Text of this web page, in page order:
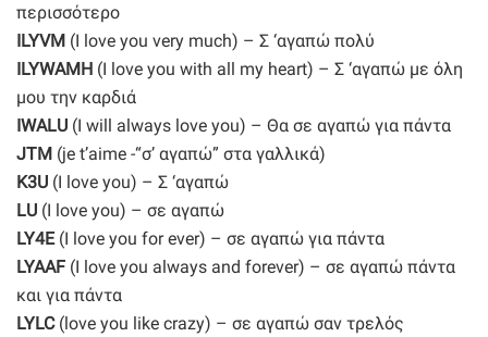
περισσότερο
ILYVM (I love you very much) – Σ ‘αγαπώ πολύ
ILYWAMH (I love you with all my heart) – Σ ‘αγαπώ με όλη
μου την καρδιά
IWALU (I will always love you) – Θα σε αγαπώ για πάντα
JTM (je t’aime -“σ’ αγαπώ” στα γαλλικά)
K3U (I love you) – Σ ‘αγαπώ
LU (I love you) – σε αγαπώ
LY4E(I love you for ever) – σε αγαπώ για πάντα
LYAAF (I love you always and forever) – σε αγαπώ πάντα
και για πάντα
LYLC(love you like crazy) – σε αγαπώ σαν τρελός